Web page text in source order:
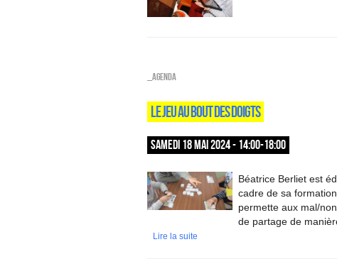
_Agenda
LE JEU AU BOUT DES DOIGTS
SAMEDI 18 MAI 2024 - 14:00-18:00
Béatrice Berliet est
cadre de sa
permette aux mal/
de partage de
Lire la suite